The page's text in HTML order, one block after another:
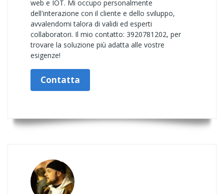
web e IOT. Mi occupo personalmente
dell'interazione con il cliente e dello sviluppo,
avvalendomi talora di validi ed esperti
collaboratori. Il mio contatto: 3920781202, per
trovare la soluzione più adatta alle vostre
esigenze!
Contatta